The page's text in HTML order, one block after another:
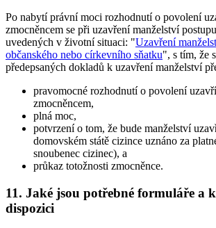
Po nabytí právní moci rozhodnutí o povolení
zmocněncem se při uzavření manželství
uvedených v životní situaci: "Uzavření
občanského nebo církevního sňatku", s tím, že
předepsaných dokladů k uzavření manželství
pravomocné rozhodnutí o povolení
zmocněncem,
plná moc,
potvrzení o tom, že bude manželství
domovském státě cizince uznáno za
snoubenec cizinec), a
průkaz totožnosti zmocněnce.
11. Jaké jsou potřebné formuláře a
dispozici